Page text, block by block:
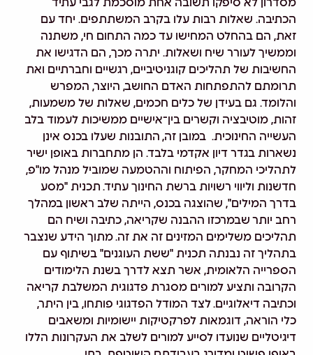
מסדרון לא סיפקו תשובה אחת מוסכמת לגבי עתיד
הכתיבה. שאלות רבות עלו בקרב המשתתפים. יחד עם
זאת, הם בהחלט המחישו עד כמה התחום חי, משתנה
וממשיך לעורר שיח ושאלות. יתרה מכך, הם הדגישו את
החשיבות של תהליכים קוגניטיביים, רגשיים וחברתיים ואת
תרומתם להתפתחות האדם החושב, היוצר, המפרש
והלומד. גם בעידן של כלים חכמים, שאלות של משמעות,
זהות, מוטיבציה וקשרים בין־אישיים ממשיכות לעמוד בלב
העשייה החינוכית. במובן זה, התובנות שעלו בכנס אינן
נשארות בגדר דיון אקדמי בלבד. הן מתחברות באופן ישיר
לתהליכי המחקר, הפיתוח וההטמעה שמוביל מנהל מו"פ,
חדשנות וליווי רשויות ברשת החינוך עתיד. תכנית "מסע
בדרך המילים", שהוצגה בכנס, הייתה שלב ראשון במהלך
רחב יותר שבמרכזו ההבנה שקריאה, כתיבה ושיח הם
תהליכים משלימים המזינים זה את זה.מתוך הידע שנצבר
בתהליך זה נבנתה תכנית "ששת העוגנים" בשיתוף עם
הספרייה הלאומית, אשר תצא לדרך בשנת הלימודים
הקרובה ותציע למורים מסגרת פדגוגית המשלבת קריאה
וכתיבה דיאלוגיים.לצד המודל הפדגוגי פותחו, בין היתר,
כלי הוראה, דוגמאות לפרקטיקות יישומיות ומשאבים
דיגיטליים שנועדו לסייע למורים לשלב את העקרונות הללו